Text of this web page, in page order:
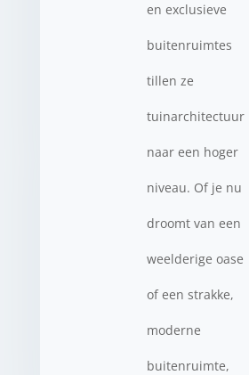
en exclusieve
buitenruimtes
tillen ze
tuinarchitectuur
naar een hoger
niveau. Of je nu
droomt van een
weelderige oase
of een strakke,
moderne
buitenruimte,